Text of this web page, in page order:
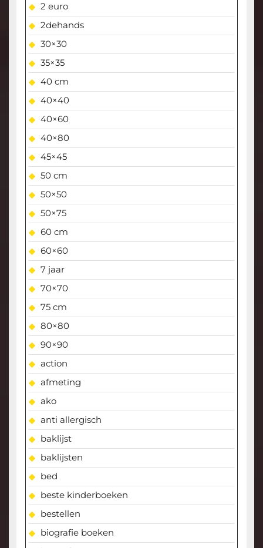
2 euro
2dehands
30×30
35×35
40 cm
40×40
40×60
40×80
45×45
50 cm
50×50
50×75
60 cm
60×60
7 jaar
70×70
75 cm
80×80
90×90
action
afmeting
ako
anti allergisch
baklijst
baklijsten
bed
beste kinderboeken
bestellen
biografie boeken